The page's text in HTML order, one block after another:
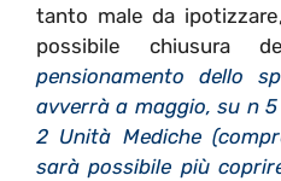
tanto male da
possibile chiusura
pensionamento dello
avverrà a maggio, su n
2 Unità Mediche
sarà possibile più